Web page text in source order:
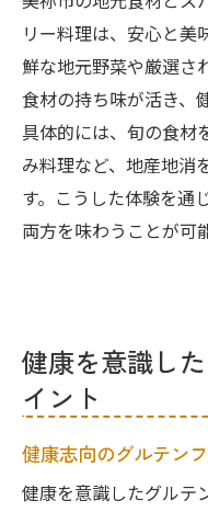
リー料理は、安心と美
鮮な地元野菜や厳選さ
食材の持ち味が活き、
具体的には、旬の食材
み料理など、地産地消
す。こうした体験を通
両方を味わうことが可
健康を意識し
イント
健康志向のグルテン
健康を意識したグルテ